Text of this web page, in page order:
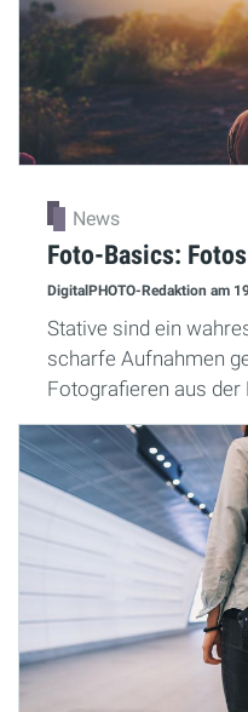
News
Foto-Basics:
DigitalPHOTO-Redaktion am
Stative sind ein
scharfe Aufnahmen
Fotografieren aus der